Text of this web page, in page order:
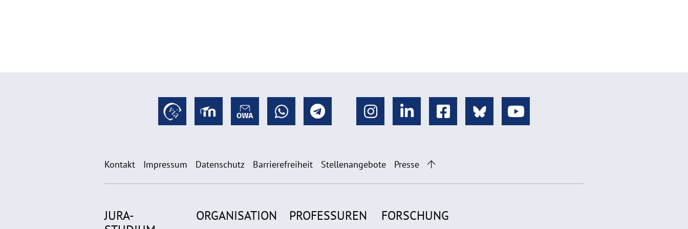
Kontakt Impressum Datenschutz Barrierefreiheit Stellenangebote Presse
JURA-
ORGANISATION PROFESSUREN FORSCHUNG